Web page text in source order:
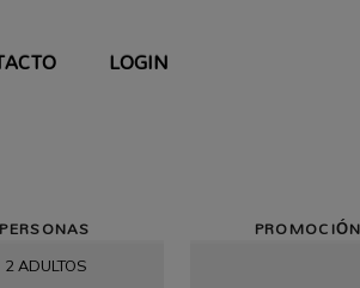
LOGIN
PERSONAS PROMOCIÓN